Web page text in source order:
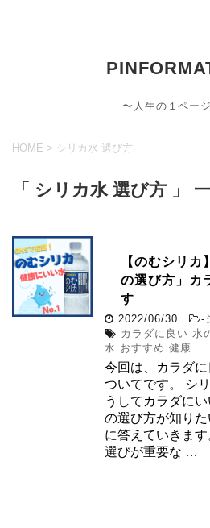
〜人生の１ペー
HOME > シリカ水 選び方
「 シリカ水 選び方 」
【のむシリ
の選び方」カ
す
2022/06/30 -
カラダに良い 水
水 おすすめ 健康
今回は、カラダ
ついてです。 シ
うしてカラダに
の選び方が知り
に答えていきます
選びが重要な …